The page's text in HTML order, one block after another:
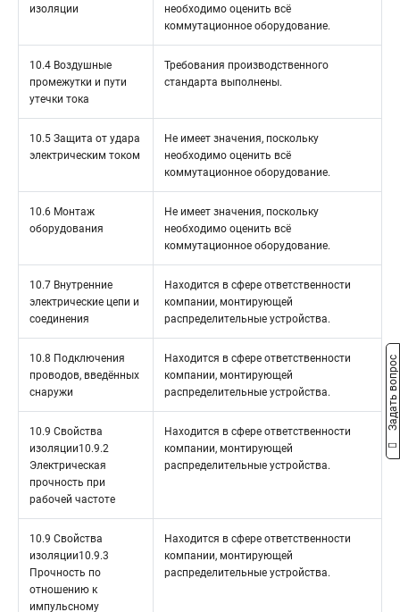
изоляции
необходимо оценить всё
коммутационное оборудование.
10.4 Воздушные
промежутки и пути
утечки тока
Требования производственного
стандарта выполнены.
10.5 Защита от удара
электрическим током
Не имеет значения, поскольку
необходимо оценить всё
коммутационное оборудование.
10.6 Монтаж
оборудования
Не имеет значения, поскольку
необходимо оценить всё
коммутационное оборудование.
10.7 Внутренние
электрические цепи и
соединения
Находится в сфере ответственности
компании, монтирующей
распределительные устройства.
10.8 Подключения
проводов, введённых
снаружи
Находится в сфере ответственности
компании, монтирующей
распределительные устройства.
10.9 Свойства
изоляции10.9.2
Электрическая
прочность при
рабочей частоте
Находится в сфере ответственности
компании, монтирующей
распределительные устройства.
10.9 Свойства
изоляции10.9.3
Прочность по
отношению к
импульсному
Находится в сфере ответственности
компании, монтирующей
распределительные устройства.
Задать вопрос